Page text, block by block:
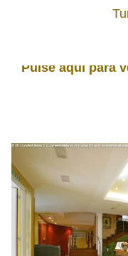
Pulse aquí para